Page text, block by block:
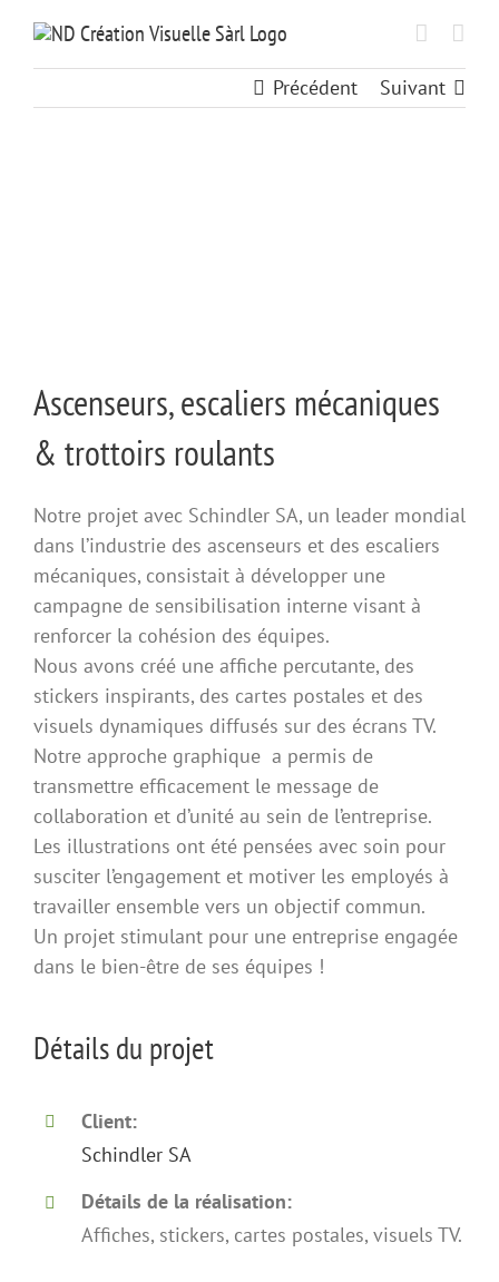
contenu
Précédent Suivant
Ascenseurs, escaliers mécaniques
& trottoirs roulants
Notre projet avec Schindler SA, un leader mondial
dans l’industrie des ascenseurs et des escaliers
mécaniques, consistait à développer une
campagne de sensibilisation interne visant à
renforcer la cohésion des équipes.
Nous avons créé une affiche percutante, des
stickers inspirants, des cartes postales et des
visuels dynamiques diffusés sur des écrans TV.
Notre approche graphique a permis de
transmettre efficacement le message de
collaboration et d’unité au sein de l’entreprise.
Les illustrations ont été pensées avec soin pour
susciter l’engagement et motiver les employés à
travailler ensemble vers un objectif commun.
Un projet stimulant pour une entreprise engagée
dans le bien-être de ses équipes !
Détails du projet
Client:
Schindler SA
Détails de la réalisation:
Affiches, stickers, cartes postales, visuels TV.